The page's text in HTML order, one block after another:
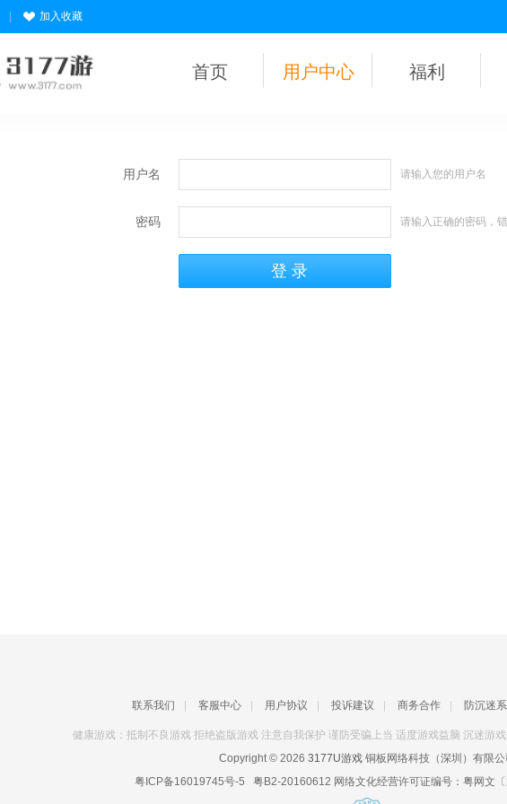
加入收藏
首页 用户中心 福利
用户名 请输入您的用户名
密码 请输入正确的密码，
联系我们 客服中心 用户协议 投诉建议 商务合作 防沉迷
健康游戏：抵制不良游戏 拒绝盗版游戏 注意自我保护 谨防受骗上当 适度游戏益脑 沉迷游
Copyright © 2026 3177U游戏铜板网络科技（深圳）有限公
粤ICP备16019745号-5 粤B2-20160612 网络文化经营许可证编号： 粤网文